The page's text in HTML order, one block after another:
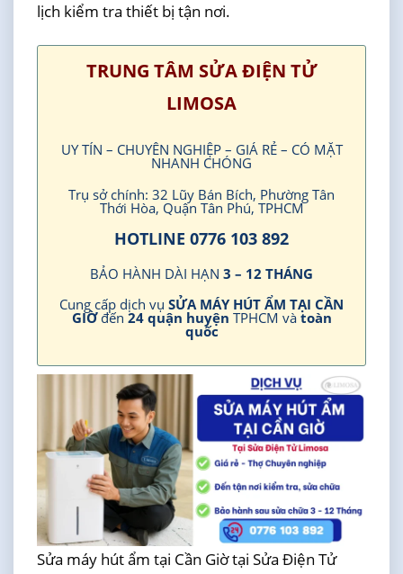
lịch kiểm tra thiết bị tận nơi.
TRUNG TÂM SỬA ĐIỆN TỬ
LIMOSA
UY TÍN – CHUYÊN NGHIỆP – GIÁ RẺ – CÓ MẶT
NHANH CHÓNG
Trụ sở chính: 32 Lũy Bán Bích, Phường Tân
Thới Hòa, Quận Tân Phú, TPHCM
HOTLINE 0776 103 892
BẢO HÀNH DÀI HẠN 3 – 12 THÁNG
Cung cấp dịch vụ SỬA MÁY HÚT ẨM TẠI CẦN
GIỜđến 24 quận huyện TPHCM và toàn
quốc
Sửa máy hút ẩm tại Cần Giờ tại Sửa Điện Tử